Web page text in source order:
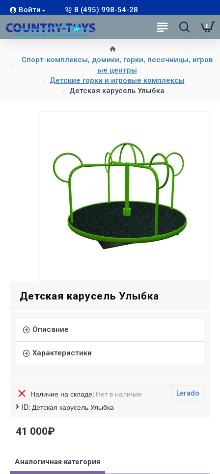
Войти 8 (495) 998-54-28
0
Спорт-комплексы, домики, горки, песочницы, игров
ые центры
Детские горки и игровые комплексы
Детская карусель Улыбка
Детская карусель Улыбка
Описание
Характеристики
Наличие на складе: Нет в наличии
ID: Детская карусель Улыбка
Lerado
41 000₽
Аналогичная категория